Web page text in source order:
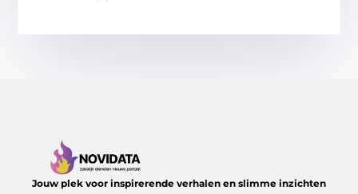
Jouw plek voor inspirerende verhalen en slimme inzichten